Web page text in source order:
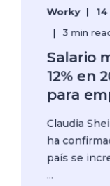
Worky
3 min
Salario
12% en
para
Claudia
ha
país se
...